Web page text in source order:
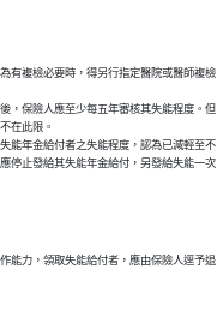
有複檢必要時，得另行指定醫院或醫師複檢
，保險人應至少每五年審核其失能程度。但
在此限。
能年金給付者之失能程度，認為已減輕至不
停止發給其失能年金給付，另發給失能一次
能力，領取失能給付者，應由保險人逕予退